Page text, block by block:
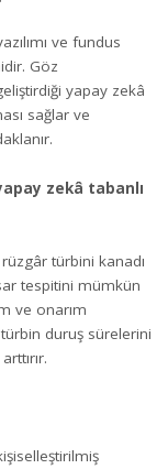
ve fundus
Göz
yapay zekâ
sağlar ve
zekâ tabanlı
türbini kanadı
tespitini mümkün
ve onarım
duruş sürelerini